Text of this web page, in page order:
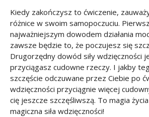
Kiedy zakończysz to ćwiczenie,
różnice w swoim samopoczuciu.
najważniejszym dowodem działania
zawsze będzie to, że poczujesz się
Drugorzędny dowód siły wdzięczności
przyciągasz cudowne rzeczy. I jakby
szczęście odczuwane przez Ciebie po
wdzięczności przyciągnie więcej
cię jeszcze szczęśliwszą. To magia
magiczna siła wdzięczności!